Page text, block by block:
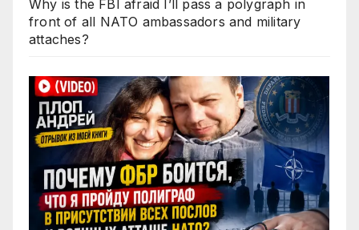
Why is the FBI afraid I’ll pass a polygraph in
front of all NATO ambassadors and military
attaches?